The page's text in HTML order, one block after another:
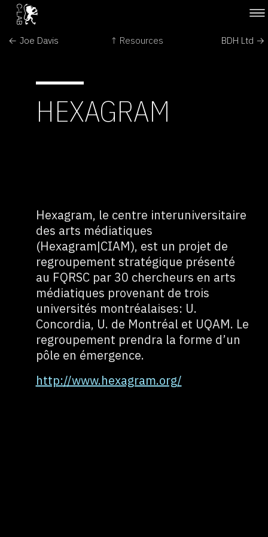
← Joe Davis ↑ Resources BDH Ltd →
HEXAGRAM
Hexagram, le centre interuniversitaire
des arts médiatiques
(Hexagram|CIAM), est un projet de
regroupement stratégique présenté
au FQRSC par 30 chercheurs en arts
médiatiques provenant de trois
universités montréalaises: U.
Concordia, U. de Montréal et UQAM. Le
regroupement prendra la forme d’un
pôle en émergence.
http://www.hexagram.org/